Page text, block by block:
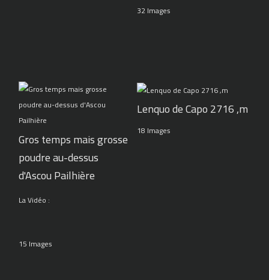
32 Images
Gros temps mais grosse
poudre au-dessus
d'Ascou Pailhière
La Vidéo :
15 Images
Lenquo de Capo 2716 ,m
18 Images